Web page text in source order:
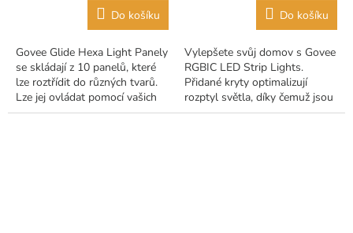
Do košíku
Govee Glide Hexa Light Panely
se skládají z 10 panelů, které
lze roztřídit do různých tvarů.
Lze jej ovládat pomocí vašich
oblíbených hlasových
Do košíku
Vylepšete svůj domov s Govee
RGBIC LED Strip Lights.
Přidané kryty optimalizují
rozptyl světla, díky čemuž jsou
tato světla ideální pro ložnice,